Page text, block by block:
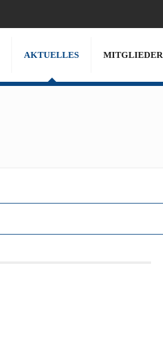
AKTUELLES MITGLIEDER